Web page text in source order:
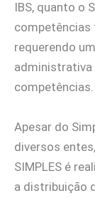
IBS, quanto o
competências
requerendo
administrativa
competências.
Apesar do
diversos
SIMPLES é
a distribuição